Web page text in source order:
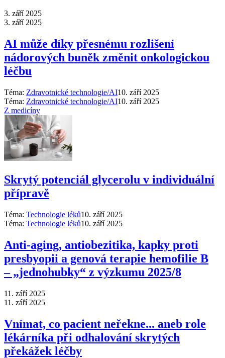
3. září 2025
3. září 2025
AI může díky přesnému rozlišení
nádorových buněk změnit onkologickou
léčbu
Téma: Zdravotnické technologie/AI10. září 2025
Téma: Zdravotnické technologie/AI10. září 2025
Z medicíny
Skrytý potenciál glycerolu v individuální
přípravě
Téma: Technologie léků10. září 2025
Téma: Technologie léků10. září 2025
Anti‑aging, antiobezitika, kapky proti
presbyopii a genová terapie hemofilie B
–⁠ „jednohubky“ z výzkumu 2025/8
11. září 2025
11. září 2025
Vnímat, co pacient neřekne... aneb role
lékárníka při odhalování skrytých
překážek léčby